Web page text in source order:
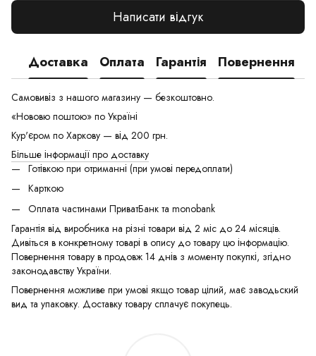
Написати відгук
Доставка Оплата Гарантія Повернення
Самовивіз з нашого магазину — безкоштовно.
«Нововю поштою» по Україні
Кур'єром по Харкову — від 200 грн.
Більше інформації про доставку
Готівкою при отриманні (при умові передоплати)
Карткою
Оплата частинами ПриватБанк та monobank
Гарантія від виробника на різні товари від 2 міс до 24 місяців.
Дивіться в конкретному товарі в опису до товару цю інформацію.
Повернення товару в продовж 14 днів з моменту покупкі, згідно
законодавству України.
Повернення можливе при умові якщо товар цілий, має заводьский
вид та упаковку. Доставку товару сплачує покупець.